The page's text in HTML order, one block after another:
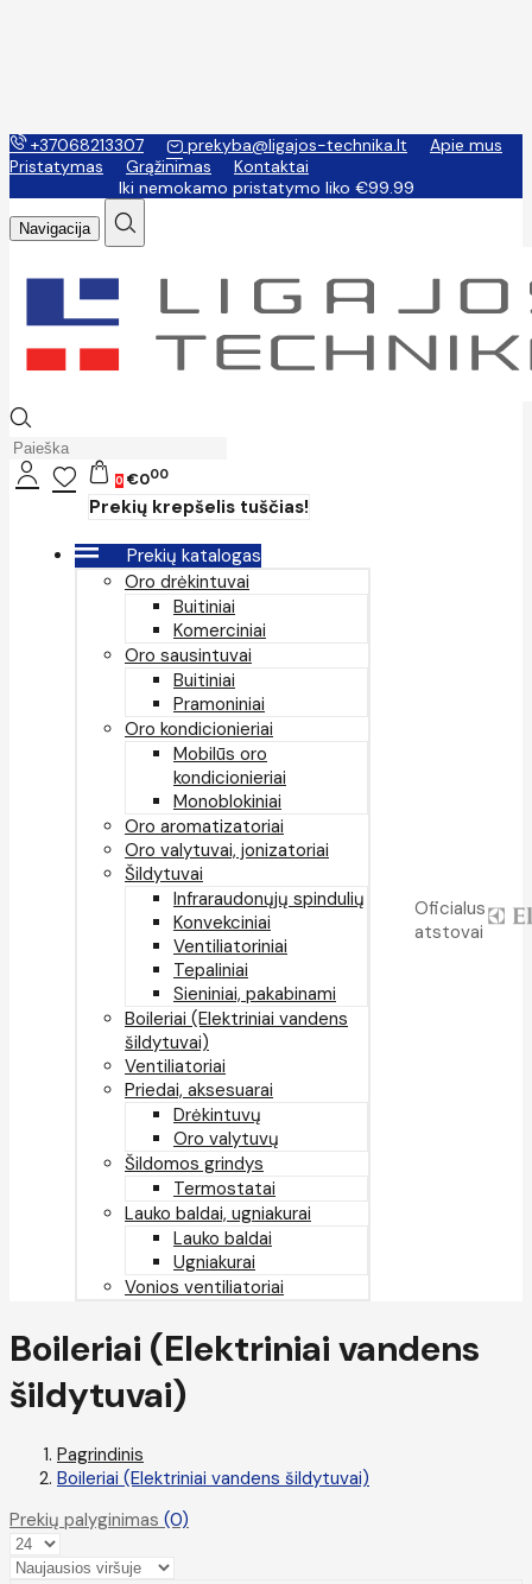
+37068213307 prekyba@ligajos-technika.lt
Apie mus
Pristatymas
Grąžinimas
Kontaktai
Iki nemokamo pristatymo liko €99.99
Navigacija
0 €000
Prekių krepšelis tuščias!
Prekių katalogas
Oro drėkintuvai
Buitiniai
Komerciniai
Oro sausintuvai
Buitiniai
Pramoniniai
Oro kondicionieriai
Mobilūs oro
kondicionieriai
Monoblokiniai
Oro aromatizatoriai
Oro valytuvai, jonizatoriai
Šildytuvai
Infraraudonųjų spindulių
Konvekciniai
Ventiliatoriniai
Tepaliniai
Sieniniai, pakabinami
Boileriai (Elektriniai vandens
šildytuvai)
Ventiliatoriai
Priedai, aksesuarai
Drėkintuvų
Oro valytuvų
Šildomos grindys
Termostatai
Lauko baldai, ugniakurai
Lauko baldai
Ugniakurai
Vonios ventiliatoriai
Oficialus
atstovai
Boileriai (Elektriniai vandens
šildytuvai)
Pagrindinis
Boileriai (Elektriniai vandens šildytuvai)
Prekių palyginimas (0)